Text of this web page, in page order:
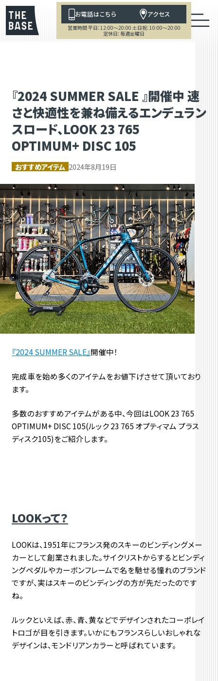
お電話はこちら アクセス
営業時間 平日：12:00～20:00 土日祝：10:00～20:00
定休日：毎週金曜日
『2024 SUMMER SALE 』開催中 速
さと快適性を兼ね備えるエンデュラン
スロード、LOOK 23 765
OPTIMUM+ DISC 105
おすすめアイテム 2024年8月19日
『2024 SUMMER SALE』開催中！
完成車を始め多くのアイテムをお値下げさせて頂いており
ます。
多数のおすすめアイテムがある中、今回はLOOK 23 765
OPTIMUM+ DISC 105(ルック 23 765 オプティマム プラス
ディスク105)をご紹介します。
LOOKって？
LOOKは、1951年にフランス発のスキーのビンディングメー
カーとして創業されました。サイクリストからするとビンディ
ングペダルやカーボンフレームで名を馳せる憧れのブランド
ですが、実はスキーのビンディングの方が先だったのです
ね。
ルックといえば、赤、青、黄などでデザインされたコーポレイ
トロゴが目を引きます。いかにもフランスらしいおしゃれな
デザインは、モンドリアンカラーと呼ばれています。